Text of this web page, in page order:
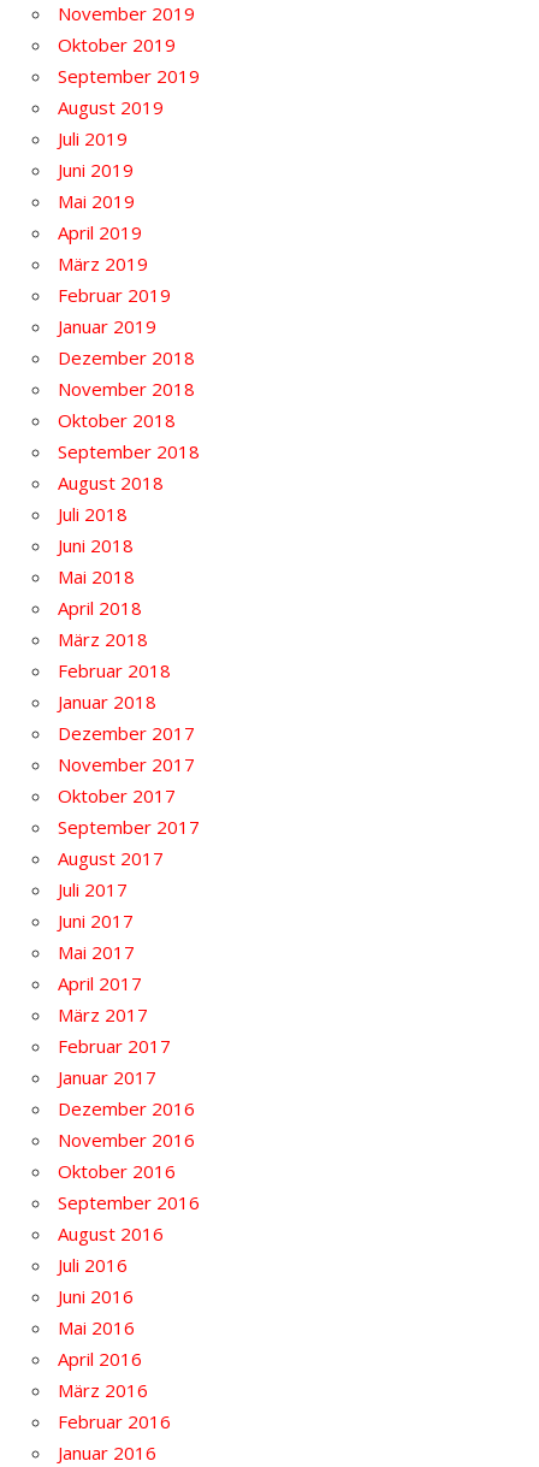
November 2019
Oktober 2019
September 2019
August 2019
Juli 2019
Juni 2019
Mai 2019
April 2019
März 2019
Februar 2019
Januar 2019
Dezember 2018
November 2018
Oktober 2018
September 2018
August 2018
Juli 2018
Juni 2018
Mai 2018
April 2018
März 2018
Februar 2018
Januar 2018
Dezember 2017
November 2017
Oktober 2017
September 2017
August 2017
Juli 2017
Juni 2017
Mai 2017
April 2017
März 2017
Februar 2017
Januar 2017
Dezember 2016
November 2016
Oktober 2016
September 2016
August 2016
Juli 2016
Juni 2016
Mai 2016
April 2016
März 2016
Februar 2016
Januar 2016